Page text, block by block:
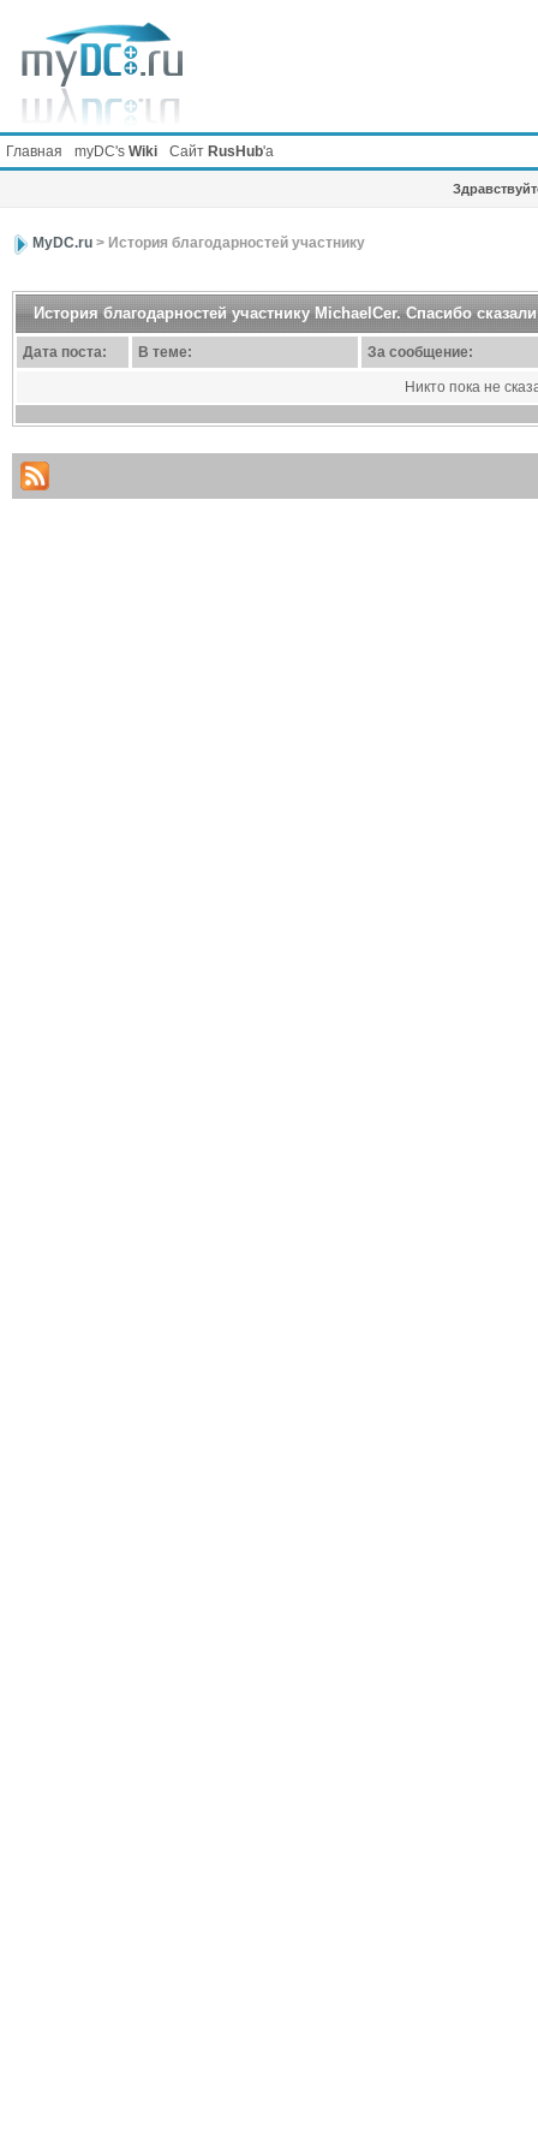
Главная myDC's Wiki Сайт RusHub'а
MyDC.ru> История благодарностей участнику
История благодарностей участнику MichaelCer. Спасибо
Дата поста: В теме: За сообщение:
Никто пока не